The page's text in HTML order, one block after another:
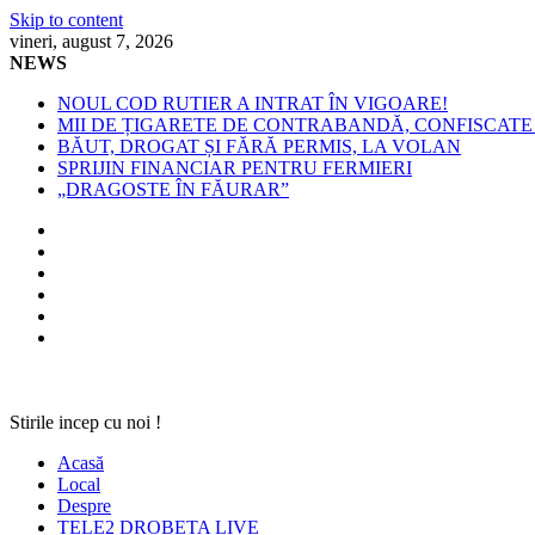
Skip to content
vineri, august 7, 2026
NEWS
NOUL COD RUTIER A INTRAT ÎN VIGOARE!
MII DE ȚIGARETE DE CONTRABANDĂ,
BĂUT, DROGAT ȘI FĂRĂ PERMIS, LA VOLAN
SPRIJIN FINANCIAR PENTRU FERMIERI
„DRAGOSTE ÎN FĂURAR”
Stirile incep cu noi !
Acasă
Local
Despre
TELE2 DROBETA LIVE